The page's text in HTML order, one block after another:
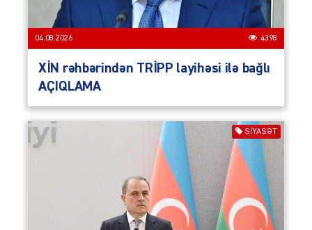
04.08.2026 4398
XİN rəhbərindən TRİPP layihəsi ilə bağlı
AÇIQLAMA
SIYASƏT